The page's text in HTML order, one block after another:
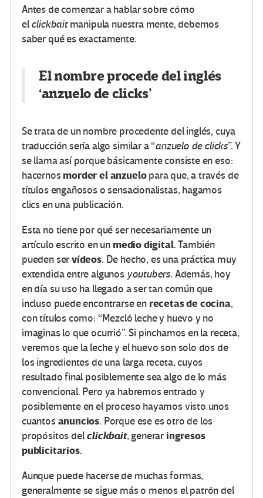
Antes de comenzar a hablar sobre cómo
elclickbaitmanipula nuestra mente, debemos
saber qué es exactamente.
El nombre procede del inglés
‘anzuelo de clicks’
Se trata de un nombre procedente del inglés, cuya
traducción sería algo similar a “anzuelo de clicks”. Y
se llama así porque básicamente consiste en eso:
hacernos morder el anzuelopara que, a través de
títulos engañosos o sensacionalistas, hagamos
clics en una publicación.
Esta no tiene por qué ser necesariamente un
artículo escrito en un medio digital. También
pueden servídeos. De hecho, es una práctica muy
extendida entre algunos youtubers. Además, hoy
en día su uso ha llegado a ser tan común que
incluso puede encontrarse en recetas de cocina,
con títulos como: “Mezcló leche y huevo y no
imaginas lo que ocurrió”. Si pinchamos en la receta,
veremos que la leche y el huevo son solo dos de
los ingredientes de una larga receta, cuyos
resultado final posiblemente sea algo de lo más
convencional. Pero ya habremos entrado y
posiblemente en el proceso hayamos visto unos
cuantos anuncios. Porque ese es otro de los
propósitos delclickbait, generar ingresos
publicitarios.
Aunque puede hacerse de muchas formas,
generalmente se sigue más o menos el patrón del